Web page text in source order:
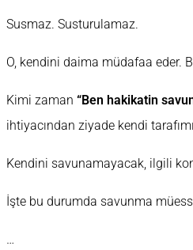
Susmaz. Susturulamaz.
O, kendini daima müdafaa eder.
Kimi zaman “Ben hakikatin
ihtiyacından ziyade kendi
Kendini savunamayacak, ilgili
İşte bu durumda savunma
…